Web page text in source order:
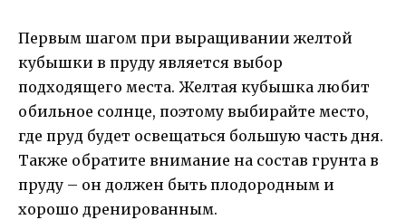
Первым шагом при выращивании желтой
кубышки в пруду является выбор
подходящего места. Желтая кубышка любит
обильное солнце, поэтому выбирайте место,
где пруд будет освещаться большую часть дня.
Также обратите внимание на состав грунта в
пруду – он должен быть плодородным и
хорошо дренированным.